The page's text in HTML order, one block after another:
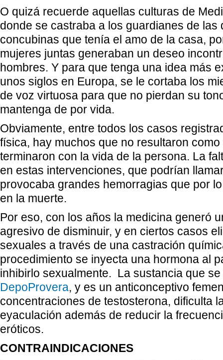
O quizá recuerde aquellas culturas de
donde se castraba a los guardianes de las
concubinas que tenía el amo de la casa,
mujeres juntas generaban un deseo
hombres. Y para que tenga una idea más
unos siglos en Europa, se le cortaba los
de voz virtuosa para que no pierdan su
mantenga de por vida.
Obviamente, entre todos los casos
física, hay muchos que no resultaron
terminaron con la vida de la persona. La
en estas intervenciones, que podrían
provocaba grandes hemorragias que por
en la muerte.
Por eso, con los años la medicina generó
agresivo de disminuir, y en ciertos casos
sexuales a través de una castración
procedimiento se inyecta una hormona al
inhibirlo sexualmente. La sustancia que
DepoProvera, y es un anticonceptivo
concentraciones de testosterona, dificulta
eyaculación además de reducir la
eróticos.
CONTRAINDICACIONES